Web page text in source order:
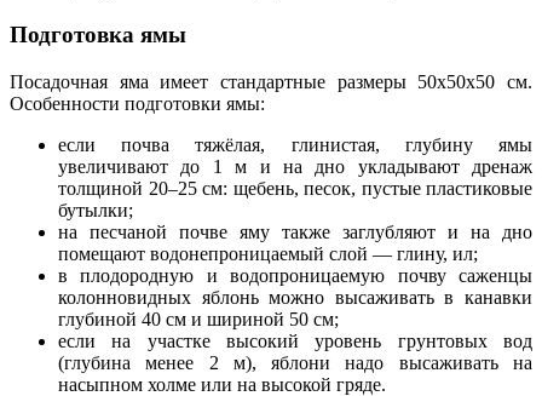
Подготовка ямы
Посадочная яма имеет стандартные размеры 50х50х50 см.
Особенности подготовки ямы:
если почва тяжёлая, глинистая, глубину ямы
увеличивают до 1 м и на дно укладывают дренаж
толщиной 20–25 см: щебень, песок, пустые пластиковые
бутылки;
на песчаной почве яму также заглубляют и на дно
помещают водонепроницаемый слой — глину, ил;
в плодородную и водопроницаемую почву саженцы
колонновидных яблонь можно высаживать в канавки
глубиной 40 см и шириной 50 см;
если на участке высокий уровень грунтовых вод
(глубина менее 2 м), яблони надо высаживать на
насыпном холме или на высокой гряде.